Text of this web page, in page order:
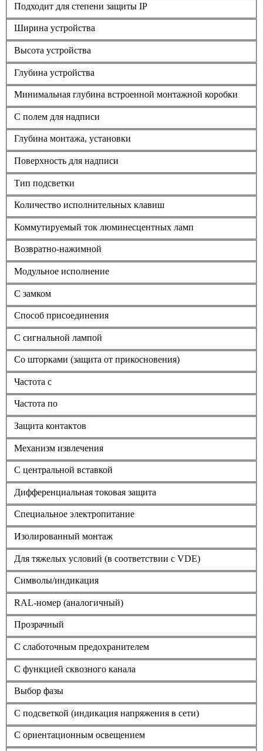
Подходит для степени защиты IP
Ширина устройства
Высота устройства
Глубина устройства
Минимальная глубина встроенной монтажной коробки
С полем для надписи
Глубина монтажа, установки
Поверхность для надписи
Тип подсветки
Количество исполнительных клавиш
Коммутируемый ток люминесцентных ламп
Возвратно-нажимной
Модульное исполнение
С замком
Способ присоединения
С сигнальной лампой
Со шторками (защита от прикосновения)
Частота с
Частота по
Защита контактов
Механизм извлечения
С центральной вставкой
Дифференциальная токовая защита
Cпециальное электропитание
Изолированный монтаж
Для тяжелых условий (в соответствии с VDE)
Символы/индикация
RAL-номер (аналогичный)
Прозрачный
С слаботочным предохранителем
С функцией сквозного канала
Выбор фазы
С подсветкой (индикация напряжения в сети)
С ориентационным освещением